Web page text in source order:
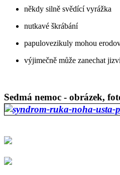
někdy silně svědící vyrážka
nutkavé škrábání
papulovezikuly mohou
výjimečně může zanechat
Sedmá nemoc - obrázek,